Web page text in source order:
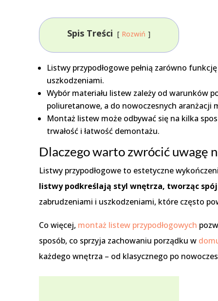
Spis Treści Rozwiń
Listwy przypodłogowe pełnią zarówno
uszkodzeniami.
Wybór materiału listew zależy od warunków
poliuretanowe, a do nowoczesnych aranżacji
Montaż listew może odbywać się na kilka
trwałość i łatwość demontażu.
Dlaczego warto zwrócić uwagę
Listwy przypodłogowe to estetyczne
listwy podkreślają styl wnętrza, tworząc
zabrudzeniami i uszkodzeniami, które często
Co więcej, montaż listew przypodłogowych
sposób, co sprzyja zachowaniu porządku w
każdego wnętrza – od klasycznego po